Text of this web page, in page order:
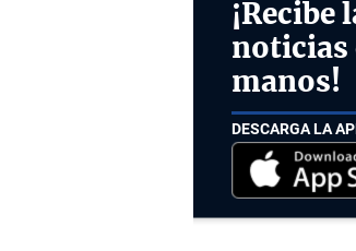
¡Recibe
noticias
manos!
DESCARGA LA